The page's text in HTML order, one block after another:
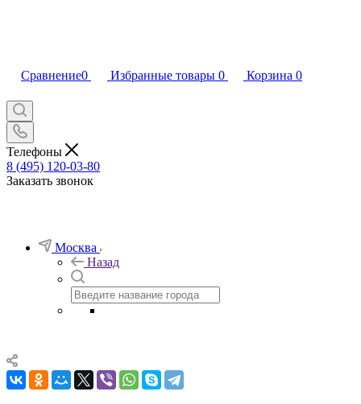
Сравнение0 Избранные товары 0 Корзина 0
Телефоны
8 (495) 120-03-80
Заказать звонок
Москва
Назад